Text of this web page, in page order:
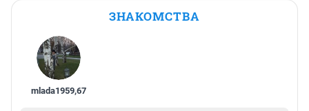
ЗНАКОМСТВА
mlada1959,67